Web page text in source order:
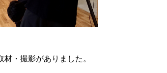
・撮影がありました。